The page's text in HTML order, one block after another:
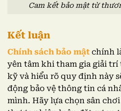
Cam kết bảo mật từ
Kết luận
Chính sách bảo mật chính
yên tâm khi tham gia giải
kỹ và hiểu rõ quy định này
động bảo vệ thông tin cá
mình. Hãy lựa chọn sân